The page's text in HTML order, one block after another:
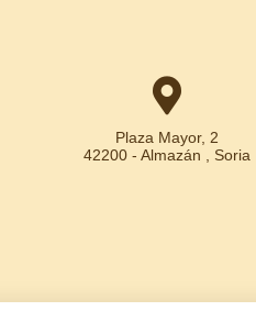
Plaza Mayor, 2
42200 - Almazán , Soria